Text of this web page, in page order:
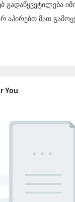
გადაწყვეტილება
მათ
You